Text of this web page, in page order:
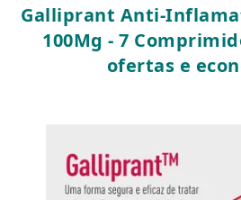
Galliprant Anti-
100Mg - 7
ofertas e